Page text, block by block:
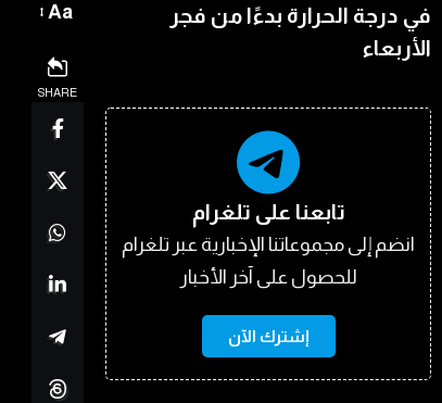
في درجة الحرارة بدءًا من فجر
الأربعاء
تابعنا على تلغرام
انضم إلى مجموعاتنا الإخبارية عبر تلغرام
للحصول على آخر الأخبار
إشترك الآن
Aa
SHARE